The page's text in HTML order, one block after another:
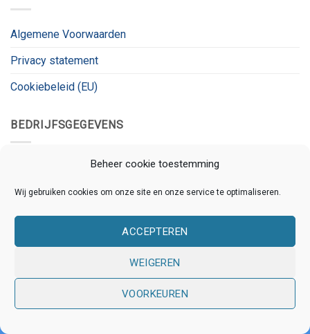
Beheer cookie toestemming
Wij gebruiken cookies om onze site en onze service te optimaliseren.
ACCEPTEREN
WEIGEREN
VOORKEUREN
Algemene Voorwaarden
Privacy statement
Cookiebeleid (EU)
BEDRIJFSGEGEVENS
3531 CL, Utrecht
BTW:BTW_ID
Copyright 2026 © Kanaalnet | Ontwikkeld door
Assistants